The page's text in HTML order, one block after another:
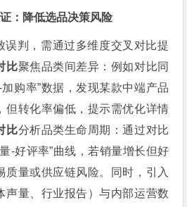
：降低选品决策风险
误判，需通过多维度交叉对比提
比聚焦品类间差异：例如对比同
购率”数据，发现某款中端产品
但转化率偏低，提示需优化详情
比分析品类生命周期：通过对比
-好评率”曲线，若销量增长但好
质量或供应链风险。同时，引入
声量、行业报告）与内部运营数